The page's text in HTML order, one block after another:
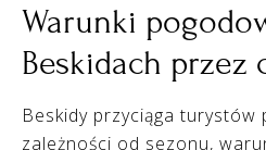
Warunki
Beskidach przez
Beskidy przyciąga turystów
zależności od sezonu,